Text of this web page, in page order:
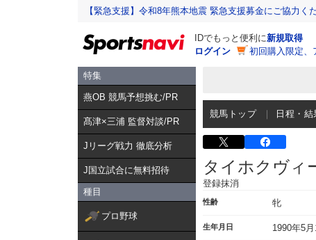
【緊急支援】令和8年熊本地震 緊急支援募金にご協力く
IDでもっと便利に新規取得
ログイン
初回購入限定、
特集
燕OB 競馬予想挑む/PR
髙津×三浦 監督対談/PR
Jリーグ戦力 徹底分析
J国立試合に無料招待
種目
プロ野球
競馬トップ 日程・結
タイホクヴィ
登録抹消
性齢 牝
生年月日 1990年5月